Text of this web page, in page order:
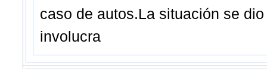
caso de autos.La situación se
involucra